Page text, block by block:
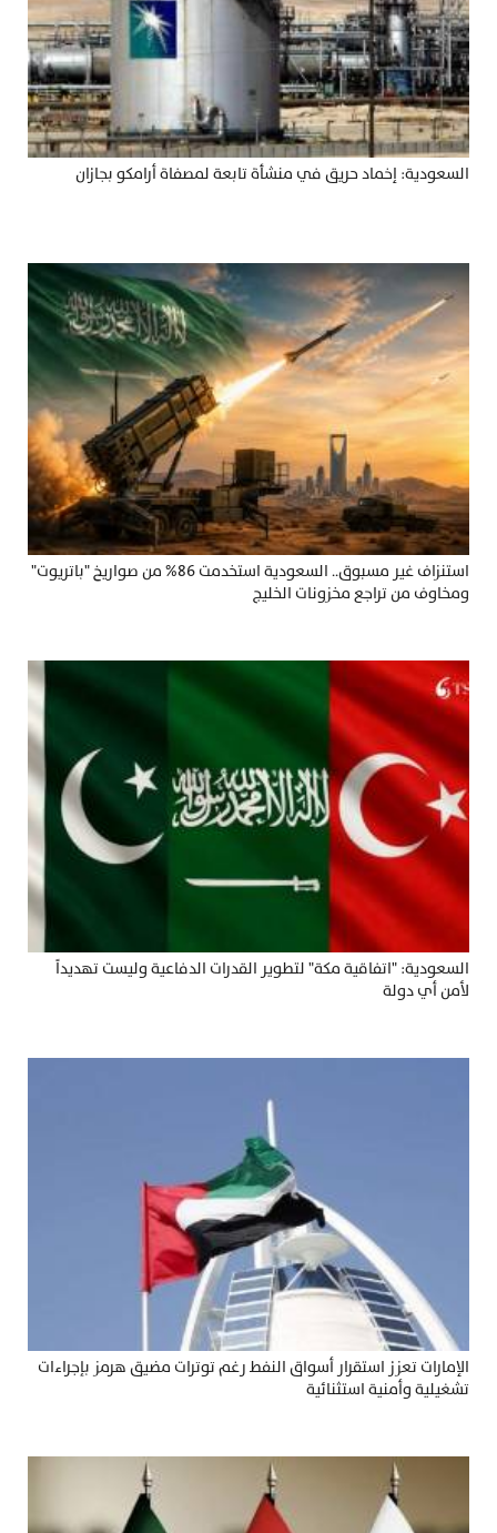
السعودية: إخماد حريق في منشأة تابعة لمصفاة أرامكو بجازان
استنزاف غير مسبوق.. السعودية استخدمت 86% من صواريخ "باتريوت"
ومخاوف من تراجع مخزونات الخليج
السعودية: "اتفاقية مكة" لتطوير القدرات الدفاعية وليست تهديداً
لأمن أي دولة
الإمارات تعزز استقرار أسواق النفط رغم توترات مضيق هرمز بإجراءات
تشغيلية وأمنية استثنائية